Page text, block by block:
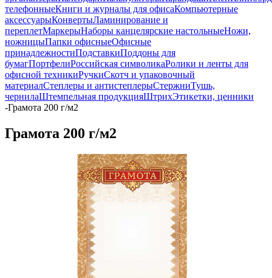
телефонныеКниги и журналы для офисаКомпьютерные
аксессуарыКонвертыЛаминирование и
переплетМаркерыНаборы канцелярские настольныеНожи,
ножницыПапки офисныеОфисные
принадлежностиПодставкиПоддоны для
бумагПортфелиРоссийская символикаРолики и ленты для
офисной техникиРучкиСкотч и упаковочный
материалСтеплеры и антистеплерыСтержниТушь,
чернилаШтемпельная продукцияШтрихЭтикетки, ценники
-Грамота 200 г/м2
Грамота 200 г/м2